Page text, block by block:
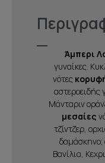
Άμπερι
γυναίκες.
νότες
αστεροειδής
Μάνταριν
μεσαίες
τζίντζερ,
δαμάσκηνο;
Βανίλια,